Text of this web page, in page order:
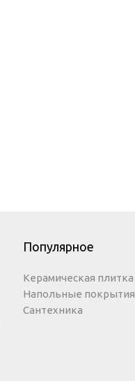
Популярное
Керамическая плитка
Напольные покрытия
Сантехника